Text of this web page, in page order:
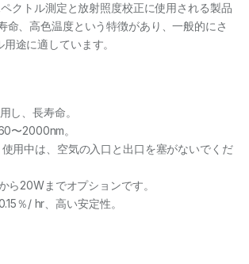
クトル測定と放射照度校正に使用される製品
命、高色温度という特徴があり、一般的にさ
途に適しています。
し、長寿命。
〜2000nm。
用中は、空気の入口と出口を塞がないでくだ
ら20Wまでオプションです。
％/ hr、高い安定性。